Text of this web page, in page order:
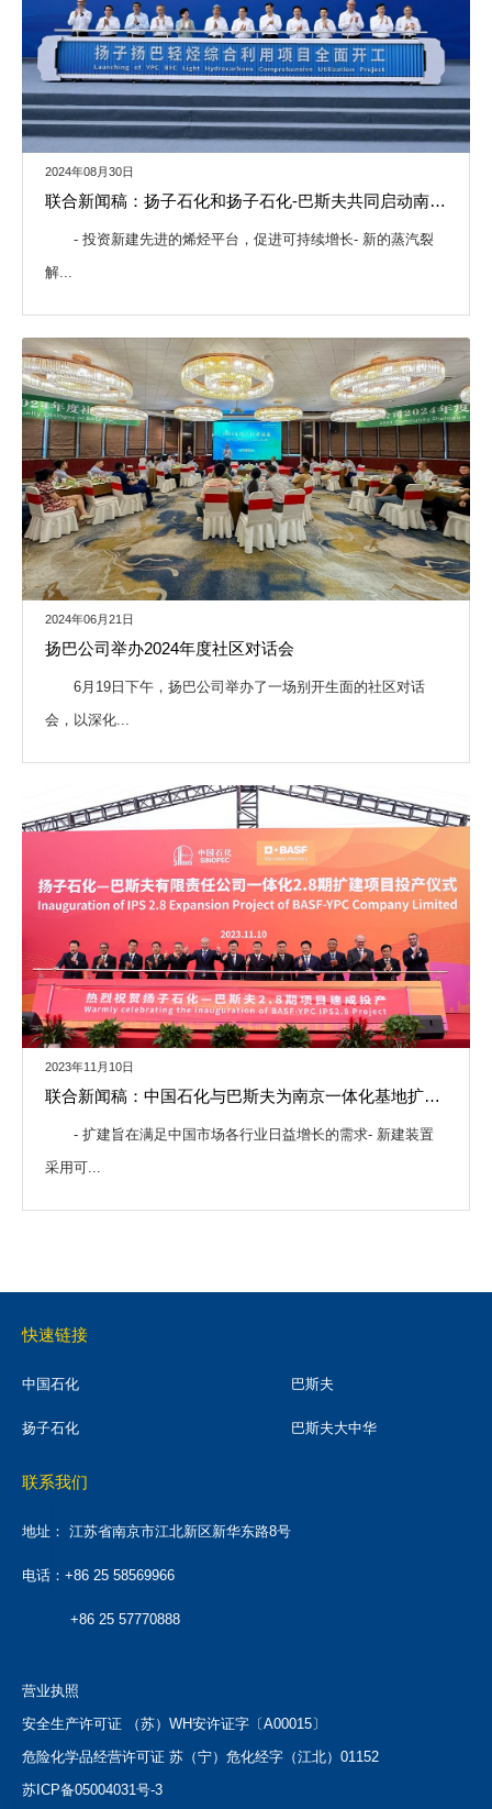
2024年08月30日
联合新闻稿：扬子石化和扬子石化-巴斯夫共同启动南京扬子扬巴烯烃有限公司轻烃综合利用项目
- 投资新建先进的烯烃平台，促进可持续增长- 新的蒸汽裂
解...
2024年06月21日
扬巴公司举办2024年度社区对话会
6月19日下午，扬巴公司举办了一场别开生面的社区对话
会，以深化...
2023年11月10日
联合新闻稿：中国石化与巴斯夫为南京一体化基地扩建项目落成揭幕
- 扩建旨在满足中国市场各行业日益增长的需求- 新建装置
采用可...
快速链接
中国石化 巴斯夫
扬子石化 巴斯夫大中华
联系我们
地址： 江苏省南京市江北新区新华东路8号
电话：+86 25 58569966
+86 25 57770888
营业执照
安全生产许可证 （苏）WH安许证字〔A00015〕
危险化学品经营许可证 苏（宁）危化经字（江北）01152
苏ICP备05004031号-3